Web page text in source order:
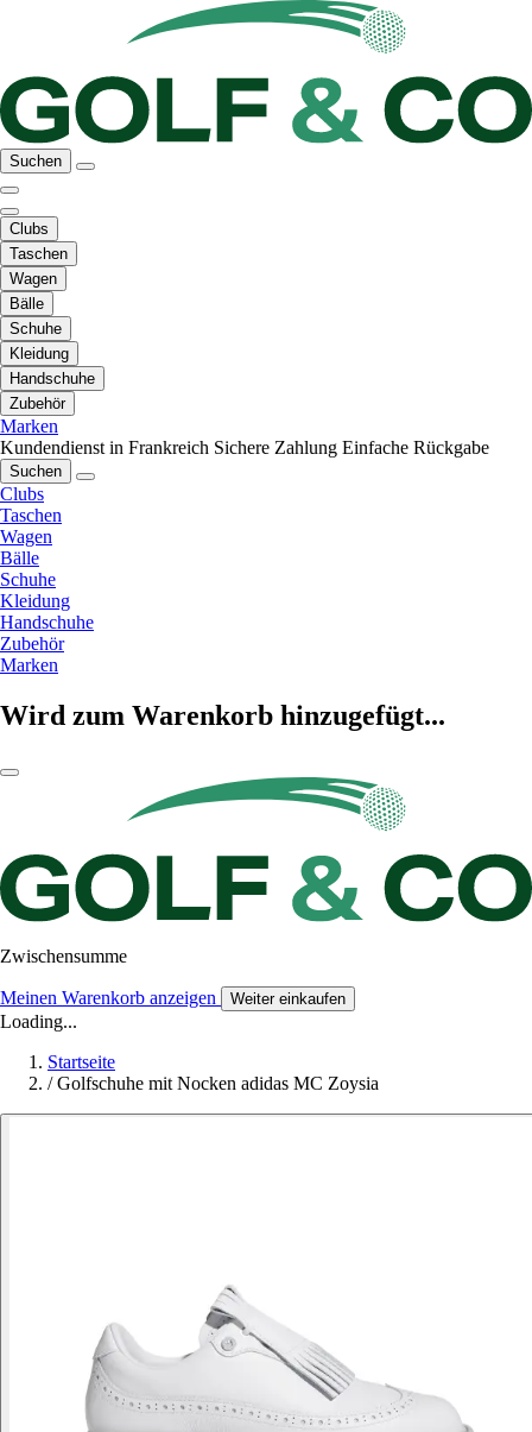
Suchen
Clubs
Taschen
Wagen
Bälle
Schuhe
Kleidung
Handschuhe
Zubehör
Marken
Kundendienst in Frankreich Sichere Zahlung Einfache Rückgabe
Suchen
Clubs
Taschen
Wagen
Bälle
Schuhe
Kleidung
Handschuhe
Zubehör
Marken
Wird zum Warenkorb hinzugefügt...
Zwischensumme
Meinen Warenkorb anzeigen Weiter einkaufen
Loading...
Startseite
/ Golfschuhe mit Nocken adidas MC Zoysia